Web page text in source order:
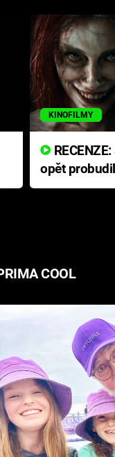
KINOFILMY
opět
přichází s
COOL